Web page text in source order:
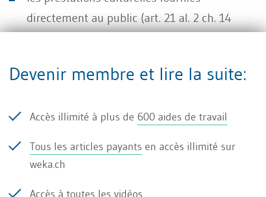
directement au public (art. 21 al. 2 ch. 14
les contre-prestations exigées pour les
pour l’admission à la participation à de telles
accessoires qui y sont incluses (art. 21 al. 2
ch. 15 LTVA)
Devenir membre et lire la suite:
Accès illimité à plus de 600 aides de travail
Tous les articles payants en accès illimité sur
weka.ch
Accès à toutes les vidéos